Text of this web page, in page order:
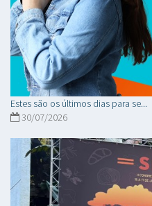
Estes são os últimos dias para se...
30/07/2026